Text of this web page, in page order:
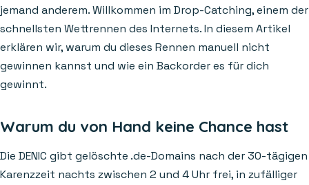
jemand anderem. Willkommen im Drop-Catching, einem der
schnellsten Wettrennen des Internets. In diesem Artikel
erklären wir, warum du dieses Rennen manuell nicht
gewinnen kannst und wie ein Backorder es für dich
gewinnt.
Warum du von Hand keine Chance hast
Die DENIC gibt gelöschte .de-Domains nach der 30-tägigen
Karenzzeit nachts zwischen 2 und 4 Uhr frei, in zufälliger